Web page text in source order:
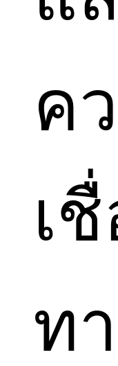
ค
เ
ท